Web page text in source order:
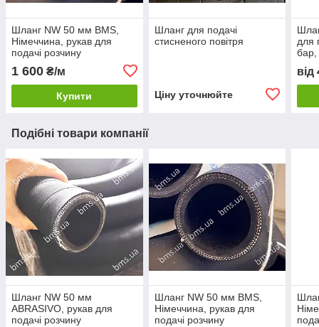
Шланг NW 50 мм BMS,
Німеччина, рукав для
подачі розчину
1 600 ₴/м
Купити
Шланг для подачі
стисненого повітря
Ціну уточнюйте
для
від
Подібні товари компанії
Шланг NW 50 мм
ABRASIVO, рукав для
подачі розчину
Шланг NW 50 мм BMS,
Німеччина, рукав для
подачі розчину